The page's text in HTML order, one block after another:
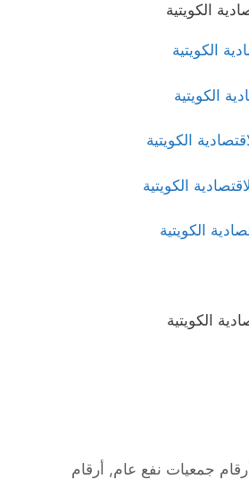
الكويتية
الكويتية
الكويتية
الكويتية
الكويتية
الكويتية
الكويتية
جمعيات نفع عام, أرقام